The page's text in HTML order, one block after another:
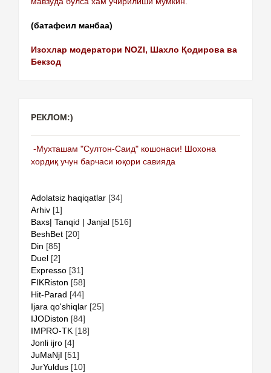
(батафсил манбаа)
Изохлар модератори NOZI, Шахло Қодирова ва
Бекзод
РЕКЛОМ:)
-Мухташам "Султон-Саид" кошонаси! Шохона
хордиқ учун барчаси юқори савияда
Adolatsiz haqiqatlar [34]
Arhiv [1]
Baxs| Tanqid | Janjal [516]
BeshBet [20]
Din [85]
Duel [2]
Expresso [31]
FIKRiston [58]
Hit-Parad [44]
Ijara qo'shiqlar [25]
IJODiston [84]
IMPRO-TK [18]
Jonli ijro [4]
JuMaNjI [51]
JurYuldus [10]